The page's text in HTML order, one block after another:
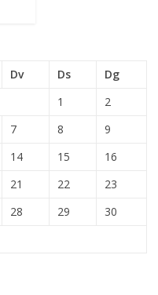
Dv Ds
Dg
1
2
7 8
9
14 15
16
21 22
23
28 29
30